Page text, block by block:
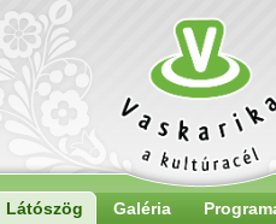
Látószög Galéria